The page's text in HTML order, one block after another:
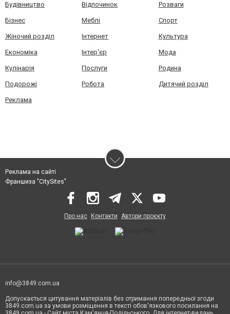
Будівництво Відпочинок Розваги
Бізнес Меблі Спорт
Жіночий розділ Інтернет Культура
Економіка Інтер'єр Мода
Кулінарія Послуги Родина
Подорожі Робота Дитячий розділ
Реклама
Реклама на сайті
Франшиза "CitySites"
Про нас Контакти Автори проєкту
info@3849.com.ua
Допускається цитування матеріалів без отримання попередньої згоди
3849.com.ua за умови розміщення в тексті обов'язкового посилання на